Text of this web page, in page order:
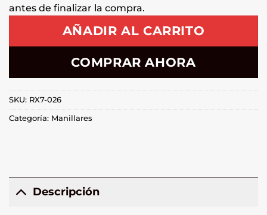
antes de finalizar la compra.
AÑADIR AL CARRITO
COMPRAR AHORA
SKU: RX7-026
Categoría: Manillares
Descripción